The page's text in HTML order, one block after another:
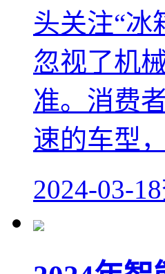
头关注“冰
忽视了机
准。消费
速的车型
2024-03-18